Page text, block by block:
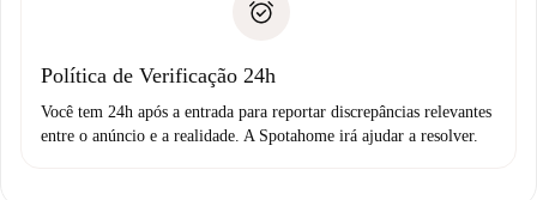
Débito direto bancário
não comunicar nenhum problema.
Política de Verificação 24h
Você tem 24h após a entrada para reportar discrepâncias relevantes
entre o anúncio e a realidade. A Spotahome irá ajudar a resolver.